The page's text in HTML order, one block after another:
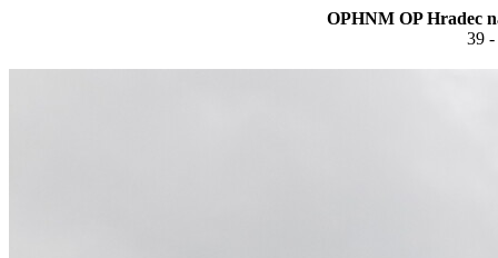
OPHNM OP Hradec
39